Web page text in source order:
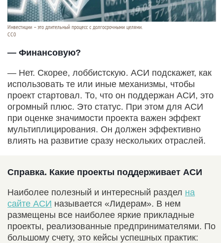
Инвестиции – это длительный процесс с долгосрочными целями.
СС0
— Финансовую?
— Нет. Скорее, лоббистскую. АСИ подскажет, как
использовать те или иные механизмы, чтобы
проект стартовал. То, что он поддержан АСИ, это
огромный плюс. Это статус. При этом для АСИ
при оценке значимости проекта важен эффект
мультиплицирования. Он должен эффективно
влиять на развитие сразу нескольких отраслей.
Справка. Какие проекты поддерживает АСИ
Наиболее полезный и интересный раздел на
сайте АСИ называется «Лидерам». В нем
размещены все наиболее яркие прикладные
проекты, реализованные предпринимателями. По
большому счету, это кейсы успешных практик: